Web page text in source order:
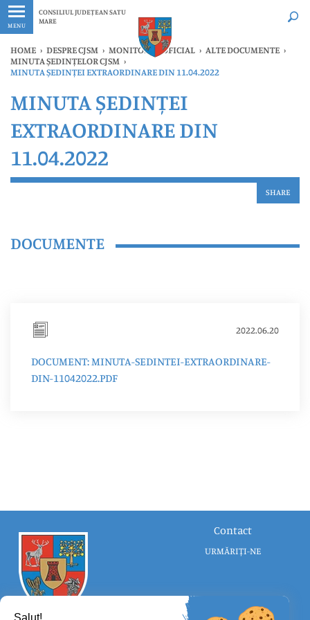
MENU
CONSILIUL JUDEȚEAN SATU
MARE
Ultimele
HOME › DESPRE CJSM › MONITORUL OFICIAL › ALTE DOCUMENTE ›
MINUTA ȘEDINȚELOR CJSM ›
MINUTA ȘEDINȚEI EXTRAORDINARE DIN 11.04.2022
MINUTA ȘEDINȚEI
EXTRAORDINARE DIN
11.04.2022
SHARE
DOCUMENTE
2022.06.20
DOCUMENT: MINUTA-SEDINTEI-EXTRAORDINARE-
DIN-11042022.PDF
Contact
URMĂRIȚI-NE
Salut!